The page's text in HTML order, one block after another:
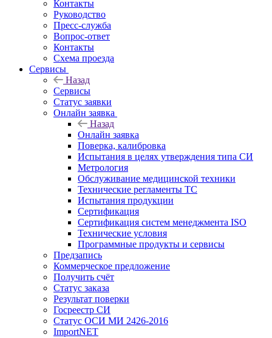
Контакты
Руководство
Пресс-служба
Вопрос-ответ
Контакты
Схема проезда
Сервисы
Назад
Сервисы
Статус заявки
Онлайн заявка
Назад
Онлайн заявка
Поверка, калибровка
Испытания в целях утверждения типа СИ
Метрология
Обслуживание медицинской техники
Технические регламенты ТС
Испытания продукции
Сертификация
Сертификация систем менеджмента ISO
Технические условия
Программные продукты и сервисы
Предзапись
Коммерческое предложение
Получить счёт
Статус заказа
Результат поверки
Госреестр СИ
Статус ОСИ МИ 2426-2016
ImportNET